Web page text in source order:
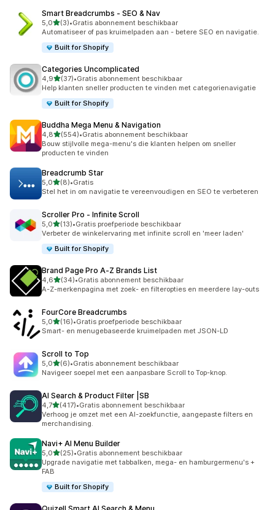
Smart Breadcrumbs ‑ SEO & Nav
5,0van 5 sterren
(3)
3 recensies in totaal
•Gratis abonnement beschikbaar
Automatiseer of pas kruimelpaden aan - betere SEO en navigatie.
Built for Shopify
Categories Uncomplicated
4,9van 5 sterren
(37)
37 recensies in totaal
•Gratis abonnement beschikbaar
Help klanten sneller producten te vinden met categorienavigatie
Built for Shopify
Buddha Mega Menu & Navigation
4,8van 5 sterren
(554)
554 recensies in totaal
•Gratis abonnement beschikbaar
Bouw stijlvolle mega-menu's die klanten helpen om sneller
producten te vinden
Breadcrumb Star
5,0van 5 sterren
(8)
8 recensies in totaal
•Gratis
Stel het in om navigatie te vereenvoudigen en SEO te verbeteren
Scroller Pro ‑ Infinite Scroll
5,0van 5 sterren
(13)
13 recensies in totaal
•Gratis proefperiode beschikbaar
Verbeter de winkelervaring met infinite scroll en 'meer laden'
Built for Shopify
Brand Page Pro A‑Z Brands List
4,6van 5 sterren
(34)
34 recensies in totaal
•Gratis abonnement beschikbaar
A-Z-merkenpagina met zoek- en filteropties en meerdere lay-outs
FourCore Breadcrumbs
5,0van 5 sterren
(16)
16 recensies in totaal
•Gratis proefperiode beschikbaar
Smart- en menugebaseerde kruimelpaden met JSON-LD
Scroll to Top
5,0van 5 sterren
(6)
6 recensies in totaal
•Gratis abonnement beschikbaar
Navigeer soepel met een aanpasbare Scroll to Top-knop.
AI Search & Product Filter |SB
4,7van 5 sterren
(417)
417 recensies in totaal
•Gratis abonnement beschikbaar
Verhoog je omzet met een AI-zoekfunctie, aangepaste filters en
merchandising.
Navi+ AI Menu Builder
5,0van 5 sterren
(25)
25 recensies in totaal
•Gratis abonnement beschikbaar
Upgrade navigatie met tabbalken, mega- en hamburgermenu's +
FAB
Built for Shopify